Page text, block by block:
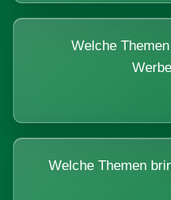
Welche
Welche Themen